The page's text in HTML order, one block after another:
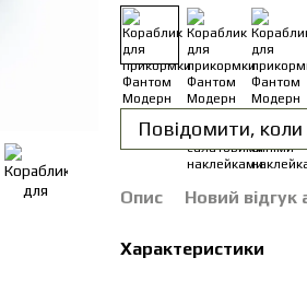
Повідомити, коли
Опис Новий відгук
Характеристики